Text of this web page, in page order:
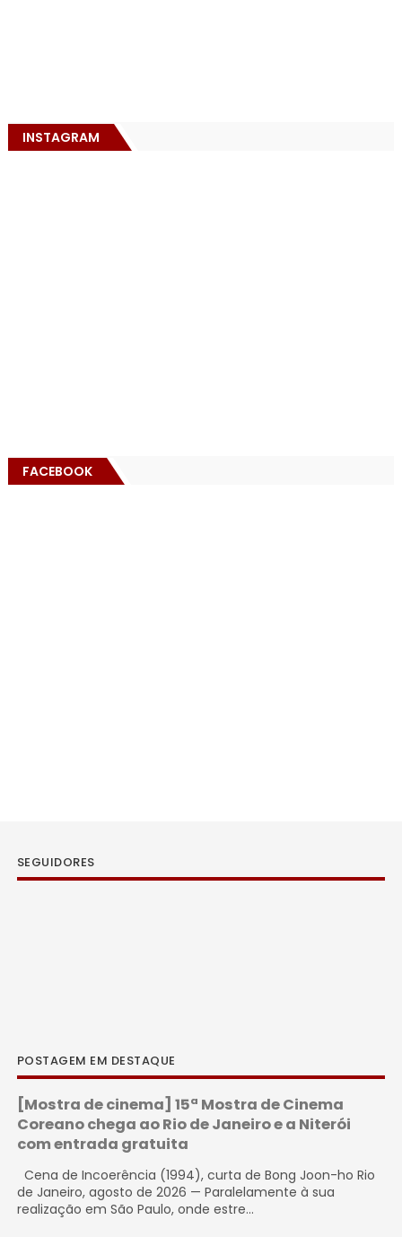
INSTAGRAM
FACEBOOK
SEGUIDORES
POSTAGEM EM DESTAQUE
[Mostra de cinema] 15ª Mostra de Cinema
Coreano chega ao Rio de Janeiro e a Niterói
com entrada gratuita
Cena de Incoerência (1994), curta de Bong Joon-ho Rio
de Janeiro, agosto de 2026 — Paralelamente à sua
realização em São Paulo, onde estre...